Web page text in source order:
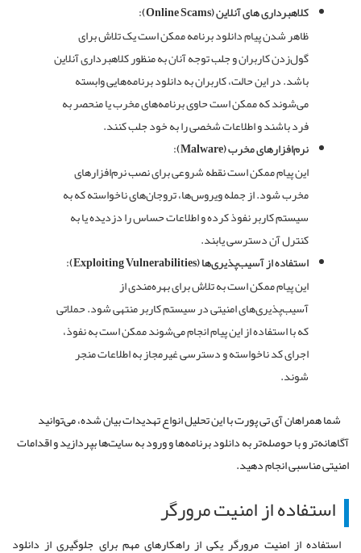
کلاهبرداری های آنلاین (Online Scams):
ظاهر شدن پیام دانلود برنامه ممکن است یک تلاش برای
گول‌زدن کاربران و جلب توجه آنان به منظور کلاهبرداری آنلاین
باشد. در این حالت، کاربران به دانلود برنامه‌هایی وابسته
می‌شوند که ممکن است حاوی برنامه‌های مخرب یا منحصر به
فرد باشند و اطلاعات شخصی را به خود جلب کنند.
نرم‌افزارهای مخرب (Malware):
این پیام ممکن است نقطه شروعی برای نصب نرم‌افزارهای
مخرب شود. از جمله ویروس‌ها، تروجان‌های ناخواسته که به
سیستم کاربر نفوذ کرده و اطلاعات حساس را دزدیده یا به
کنترل آن دسترسی یابند.
استفاده از آسیب‌پذیری‌ها (Exploiting Vulnerabilities):
این پیام ممکن است به تلاش برای بهره‌مندی از
آسیب‌پذیری‌های امنیتی در سیستم کاربر منتهی شود. حملاتی
که با استفاده از این پیام انجام می‌شوند ممکن است به نفوذ،
اجرای کد ناخواسته و دسترسی غیرمجاز به اطلاعات منجر
شوند.
شما همراهان آی تی پورت با این تحلیل انواع تهدیدات بیان شده، می‌توانید
آگاهانه‌تر و با حوصله‌تر به دانلود برنامه‌ها و ورود به سایت‌ها بپردازید و اقدامات
امنیتی مناسبی انجام دهید.
استفاده از امنیت مرورگر
استفاده از امنیت مرورگر یکی از راهکارهای مهم برای جلوگیری از دانلود